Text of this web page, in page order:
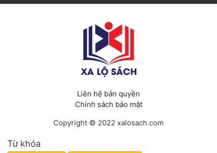
Liên hệ bản quyền
Chính sách bảo mật
Copyright © 2022 xalosach.com
Từ khóa